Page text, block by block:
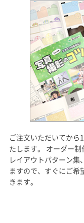
ご注文いただいてから
たします。 オーダー
レイアウトパターン集
ますので、すぐにご希
きます。